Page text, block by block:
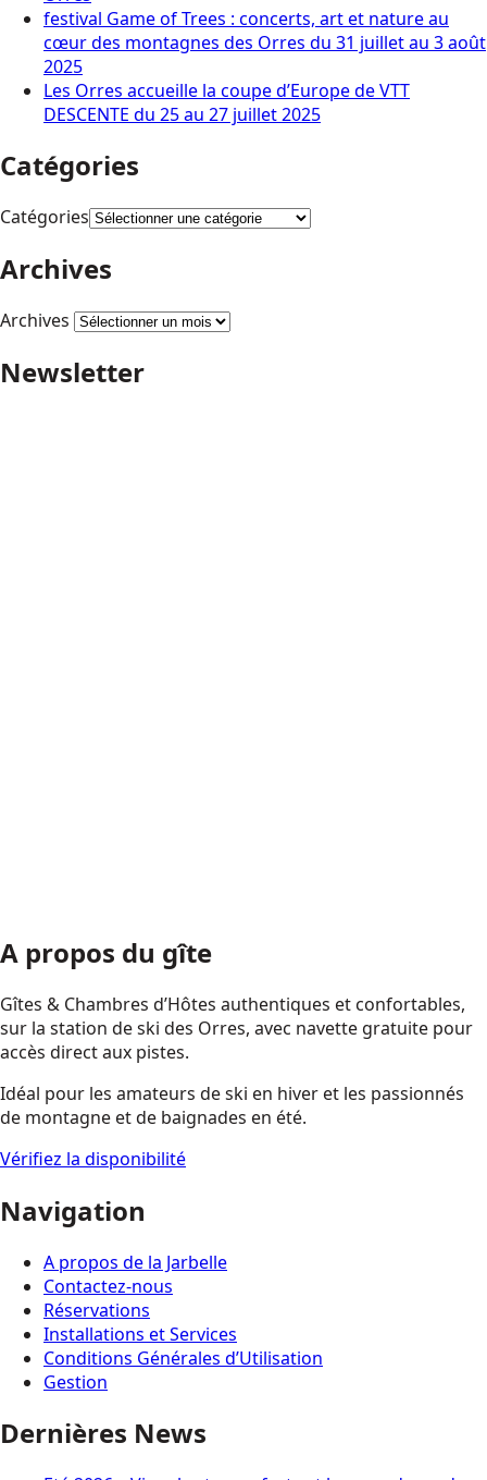
festival Game of Trees : concerts, art et nature au
cœur des montagnes des Orres du 31 juillet au 3 août
2025
Les Orres accueille la coupe d’Europe de VTT
DESCENTE du 25 au 27 juillet 2025
Catégories
Catégories
Archives
Archives
Newsletter
A propos du gîte
Gîtes & Chambres d’Hôtes authentiques et confortables,
sur la station de ski des Orres, avec navette gratuite pour
accès direct aux pistes.
Idéal pour les amateurs de ski en hiver et les passionnés
de montagne et de baignades en été.
Vérifiez la disponibilité
Navigation
A propos de la Jarbelle
Contactez-nous
Réservations
Installations et Services
Conditions Générales d’Utilisation
Gestion
Dernières News